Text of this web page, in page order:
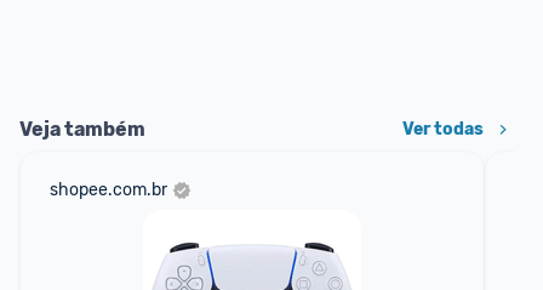
Veja também Ver todas
shopee.com.br